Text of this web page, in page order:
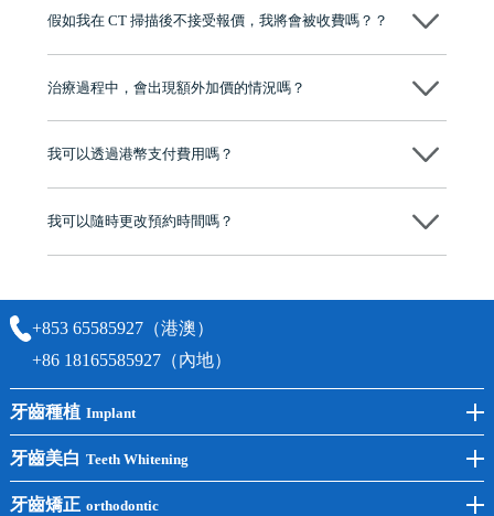
牌」、「2025香港企業領袖品牌」，是諾貝爾種植系統全球放心植牙中
至今已服務超過三十個國家和地區的顧客，受到粵港澳大灣區及周邊城
有咨詢及服務保障中心，有任何問題都可以隨時預約免費咨詢，讓人十
假如我在 CT 掃描後不接受報價，我將會被收費嗎？？
治療過程中，會出現額外加價的情況嗎？
不會，治療前我們會詳細說明治療方案及對應的價錢，顧客同意並簽字
我可以透過港幣支付費用嗎？
我可以隨時更改預約時間嗎？
+853 65585927（港澳）
+86 18165585927（內地）
牙齒種植 Implant
前牙種植
後牙種植
牙齒美白 Teeth Whitening
冷光美白
牙齒矯正 orthodontic